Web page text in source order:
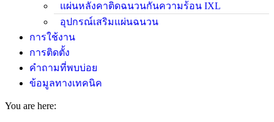
แผ่นหลังคาติดฉนวนกันความร้อน IXL
อุปกรณ์เสริมแผ่นฉนวน
การใช้งาน
การติดตั้ง
คำถามที่พบบ่อย
ข้อมูลทางเทคนิค
You are here: